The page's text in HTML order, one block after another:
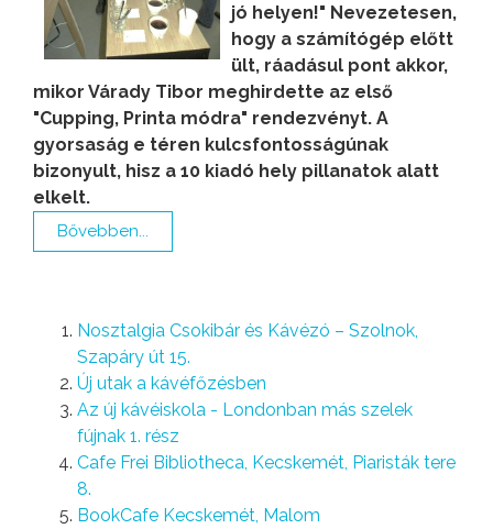
jó helyen!" Nevezetesen,
hogy a számítógép előtt
ült, ráadásul pont akkor,
mikor Várady Tibor meghirdette az első
"Cupping, Printa módra" rendezvényt. A
gyorsaság e téren kulcsfontosságúnak
bizonyult, hisz a 10 kiadó hely pillanatok alatt
elkelt.
Bővebben...
Nosztalgia Csokibár és Kávézó – Szolnok,
Szapáry út 15.
Új utak a kávéfőzésben
Az új kávéiskola - Londonban más szelek
fújnak 1. rész
Cafe Frei Bibliotheca, Kecskemét, Piaristák tere
8.
BookCafe Kecskemét, Malom